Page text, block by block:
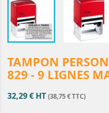
TAMPON
829 - 9 LIGNES
32,29 € HT (38,75 € TTC)